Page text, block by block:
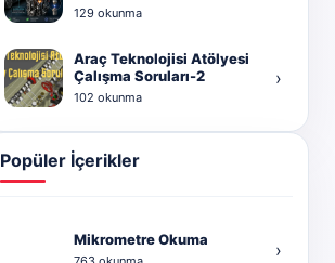
129 okunma
Araç Teknolojisi Atölyesi
Çalışma Soruları-2
102 okunma
›
Popüler İçerikler
Mikrometre Okuma
›